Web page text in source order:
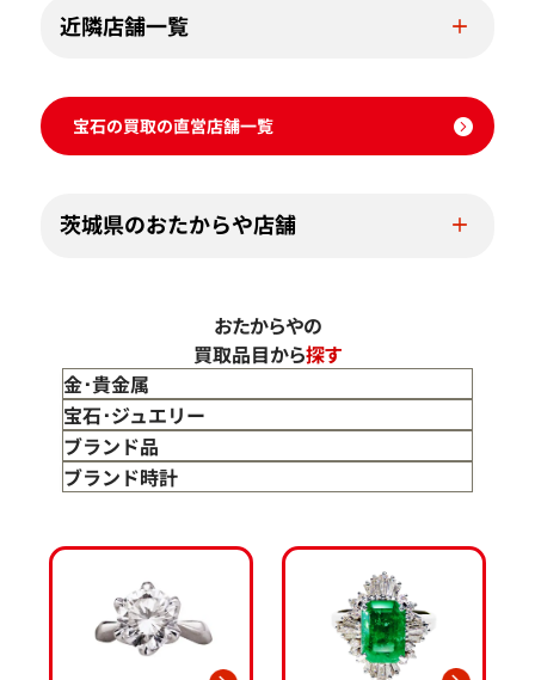
近隣店舗一覧
宝石の買取の直営店舗一覧
茨城県のおたからや店舗
おたからやの
買取品目から探す
金･貴金属
金 買取
金のインゴット 買取
金のアクセサリー 買取
金のブレスレット 買取
金のブローチ 買取
金のペンダントトップ 買取
金の仏像 買取
宝石･ジュエリー
宝石･ジュエリー買取
ダイヤモンド 買取
オパール 買取
トルマリン 買取
翡翠 買取
ブランド品
バッグ･小物 買取
カルティエ 買取
ティファニー 買取
ブルガリ 買取
ブランド時計
フィリップ 買取
オーデマピゲ 買取
カルティエ 買取